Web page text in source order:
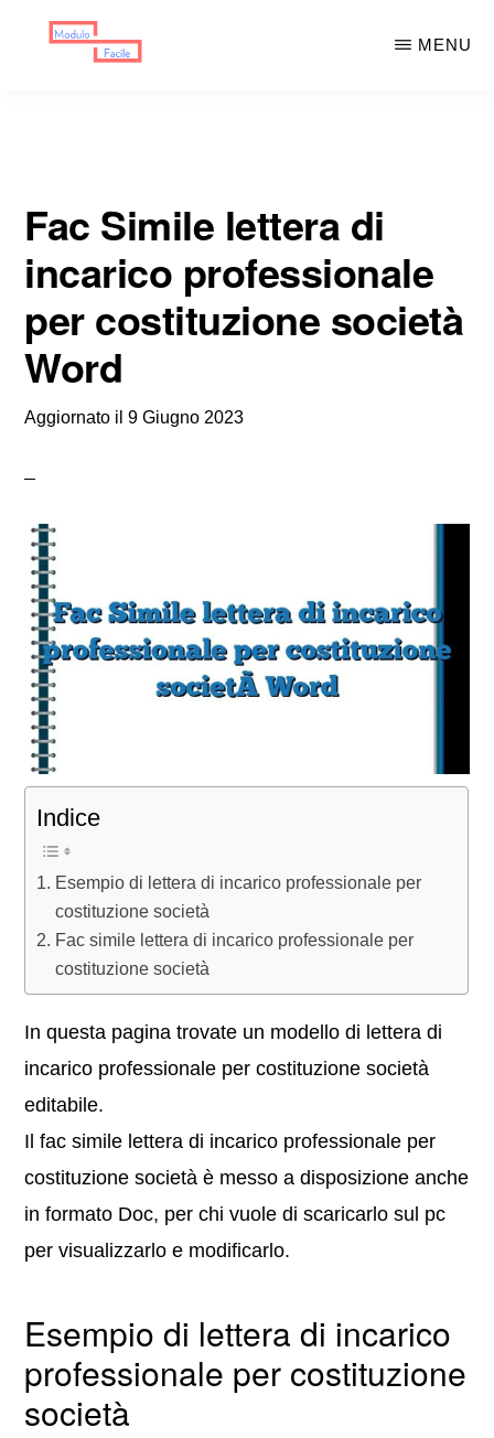
MENU
Fac Simile lettera di
incarico professionale
per costituzione società
Word
Aggiornato il9 Giugno 2023
Indice
Esempio di lettera di incarico professionale per
costituzione società
Fac simile lettera di incarico professionale per
costituzione società
In questa pagina trovate un modello di lettera di
incarico professionale per costituzione società
editabile.
Il fac simile lettera di incarico professionale per
costituzione società è messo a disposizione anche
in formato Doc, per chi vuole di scaricarlo sul pc
per visualizzarlo e modificarlo.
Esempio di lettera di incarico
professionale per costituzione
società